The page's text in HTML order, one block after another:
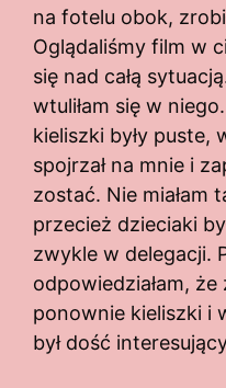
na fotelu obok,
Oglądaliśmy film w
się nad całą
wtuliłam się w
kieliszki były puste,
spojrzał na mnie i
zostać. Nie miałam
przecież dzieciaki
zwykle w delegacji.
odpowiedziałam, że
ponownie kieliszki i
był dość